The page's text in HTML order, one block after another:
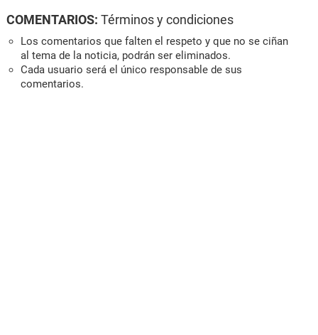
COMENTARIOS: Términos y condiciones
Los comentarios que falten el respeto y que no se ciñan
al tema de la noticia, podrán ser eliminados.
Cada usuario será el único responsable de sus
comentarios.